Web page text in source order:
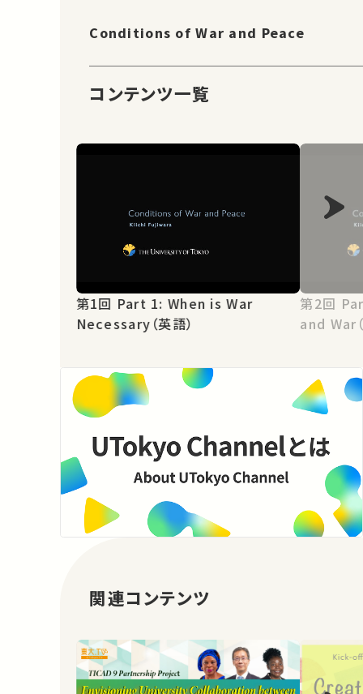
Conditions of War and Peace
コンテンツ一覧
第1回 Part 1: When is War
Necessary（英語）
第2回 Part 2: Power Transition
and War
関連コンテンツ